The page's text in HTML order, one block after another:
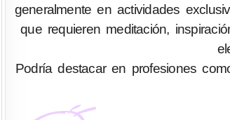
generalmente en actividades
que requieren meditación,
Podría destacar en profesiones